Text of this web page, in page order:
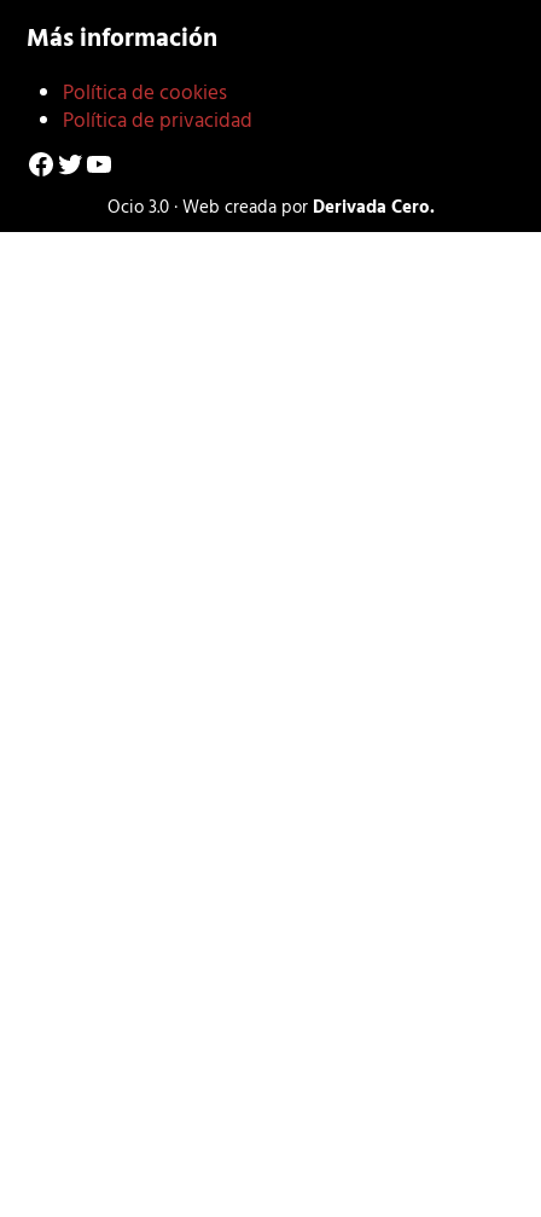
Más información
Política de cookies
Política de privacidad
Facebook
Twitter
YouTube
Ocio 3.0 · Web creada por Derivada Cero.